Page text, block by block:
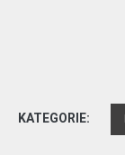
KATEGORIE: